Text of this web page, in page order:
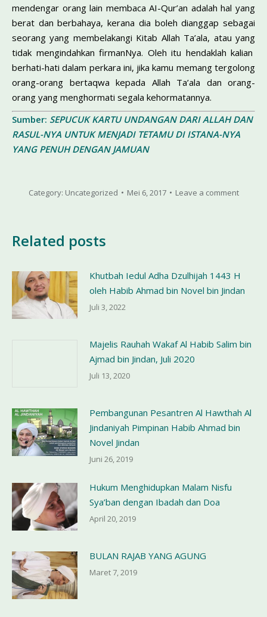
mendengar orang lain membaca AI-Qur’an adalah hal yang
berat dan berbahaya, kerana dia boleh dianggap sebagai
seorang yang membelakangi Kitab Allah Ta’ala, atau yang
tidak mengindahkan firmanNya. Oleh itu hendaklah kalian
berhati-hati dalam perkara ini, jika kamu memang tergolong
orang-orang bertaqwa kepada Allah Ta’ala dan orang-
orang yang menghormati segala kehormatannya.
Sumber: SEPUCUK KARTU UNDANGAN DARI ALLAH DAN
RASUL-NYA UNTUK MENJADI TETAMU DI ISTANA-NYA
YANG PENUH DENGAN JAMUAN
Category: Uncategorized Mei 6, 2017 Leave a comment
Related posts
Khutbah Iedul Adha Dzulhijah 1443 H
oleh Habib Ahmad bin Novel bin Jindan
Juli 3, 2022
Majelis Rauhah Wakaf Al Habib Salim bin
Ajmad bin Jindan, Juli 2020
Juli 13, 2020
Pembangunan Pesantren Al Hawthah Al
Jindaniyah Pimpinan Habib Ahmad bin
Novel Jindan
Juni 26, 2019
Hukum Menghidupkan Malam Nisfu
Sya’ban dengan Ibadah dan Doa
April 20, 2019
BULAN RAJAB YANG AGUNG
Maret 7, 2019